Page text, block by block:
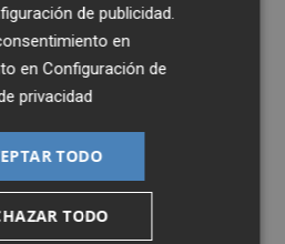
En este sentido, ha
del funcionariado:
decidida, no podemos
ha sido gracias a los
podido atajar las
dependencia".
de publicidad
en
enConfiguración de
privacidad
TODO
TODO